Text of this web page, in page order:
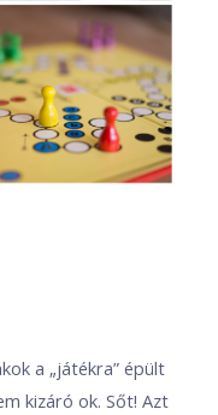
a „játékra” épült
kizáró ok. Sőt! Azt